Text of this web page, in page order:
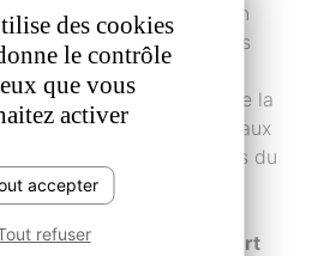
la formation à la transition
en place depuis 2025 les
programmation de
des sujets spécifiques
de la
webinaires s'adressent aux
des conférences-débats du
ressources) et qui
connaissances. Ces
dans un format plus court
des cookies
le contrôle
que vous
activer
accepter
refuser